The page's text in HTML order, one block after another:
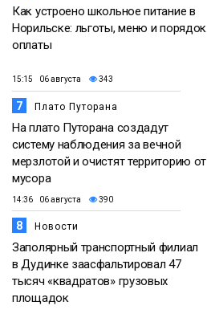
Как устроено школьное питание в
Норильске: льготы, меню и порядок
оплаты
15:15 06 августа 343
7 Плато Путорана
На плато Путорана создадут
систему наблюдения за вечной
мерзлотой и очистят территорию от
мусора
14:36 06 августа 390
8 Новости
Заполярный транспортный филиал
в Дудинке заасфальтировал 47
тысяч «квадратов» грузовых
площадок